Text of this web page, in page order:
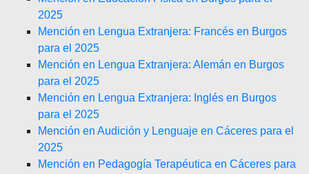
2025
Mención en Lengua Extranjera: Francés en Burgos
para el 2025
Mención en Lengua Extranjera: Alemán en Burgos
para el 2025
Mención en Lengua Extranjera: Inglés en Burgos
para el 2025
Mención en Audición y Lenguaje en Cáceres para el
2025
Mención en Pedagogía Terapéutica en Cáceres para